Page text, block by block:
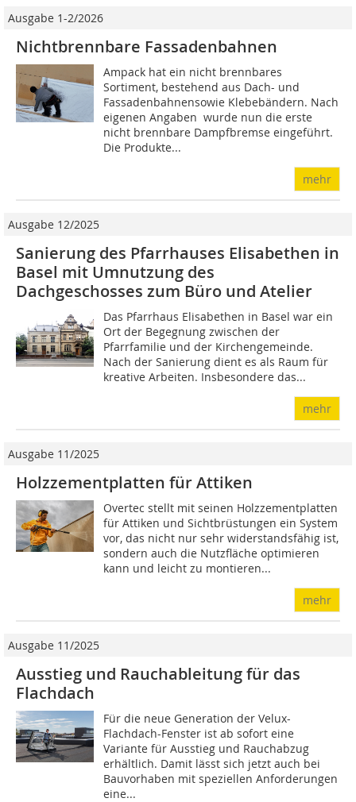
Ausgabe 1-2/2026
Nichtbrennbare Fassadenbahnen
Ampack hat ein nicht brennbares
Sortiment, bestehend aus Dach- und
Fassadenbahnensowie Klebebändern. Nach
eigenen Angaben wurde nun die erste
nicht brennbare Dampfbremse eingeführt.
Die Produkte...
mehr
Ausgabe 12/2025
Sanierung des Pfarrhauses Elisabethen in
Basel mit Umnutzung des
Dachgeschosses zum Büro und Atelier
Das Pfarrhaus Elisabethen in Basel war ein
Ort der Begegnung zwischen der
Pfarrfamilie und der Kirchengemeinde.
Nach der Sanierung dient es als Raum für
kreative Arbeiten. Insbesondere das...
mehr
Ausgabe 11/2025
Holzzementplatten für Attiken
Overtec stellt mit seinen Holzzementplatten
für Attiken und Sichtbrüstungen ein System
vor, das nicht nur sehr widerstandsfähig ist,
sondern auch die Nutzfläche optimieren
kann und leicht zu montieren...
mehr
Ausgabe 11/2025
Ausstieg und Rauchableitung für das
Flachdach
Für die neue Generation der Velux-
Flachdach-Fenster ist ab sofort eine
Variante für Ausstieg und Rauchabzug
erhältlich. Damit lässt sich jetzt auch bei
Bauvorhaben mit speziellen Anforderungen
eine...